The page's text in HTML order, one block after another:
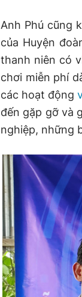
Anh Phú cũng
của Huyện
thanh niên có
chơi miễn phí
các hoạt động
đến gặp gỡ và
nghiệp, những